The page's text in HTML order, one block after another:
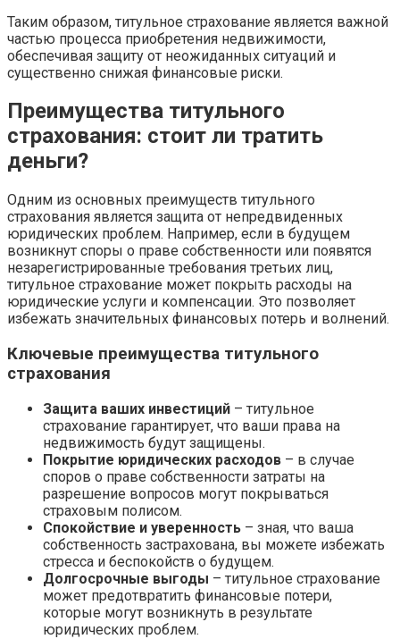
Таким образом, титульное страхование является важной
частью процесса приобретения недвижимости,
обеспечивая защиту от неожиданных ситуаций и
существенно снижая финансовые риски.
Преимущества титульного
страхования: стоит ли тратить
деньги?
Одним из основных преимуществ титульного
страхования является защита от непредвиденных
юридических проблем. Например, если в будущем
возникнут споры о праве собственности или появятся
незарегистрированные требования третьих лиц,
титульное страхование может покрыть расходы на
юридические услуги и компенсации. Это позволяет
избежать значительных финансовых потерь и волнений.
Ключевые преимущества титульного
страхования
Защита ваших инвестиций – титульное
страхование гарантирует, что ваши права на
недвижимость будут защищены.
Покрытие юридических расходов – в случае
споров о праве собственности затраты на
разрешение вопросов могут покрываться
страховым полисом.
Спокойствие и уверенность – зная, что ваша
собственность застрахована, вы можете избежать
стресса и беспокойств о будущем.
Долгосрочные выгоды – титульное страхование
может предотвратить финансовые потери,
которые могут возникнуть в результате
юридических проблем.